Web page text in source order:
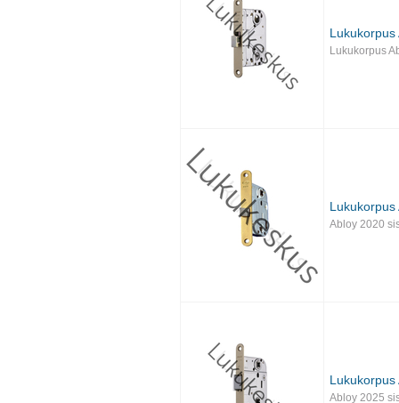
Lukukorpus
Lukukorpus
Lukukorpus
Abloy 2020
Lukukorpus
Abloy 2025